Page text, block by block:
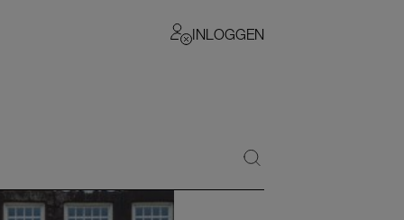
INLOGGEN